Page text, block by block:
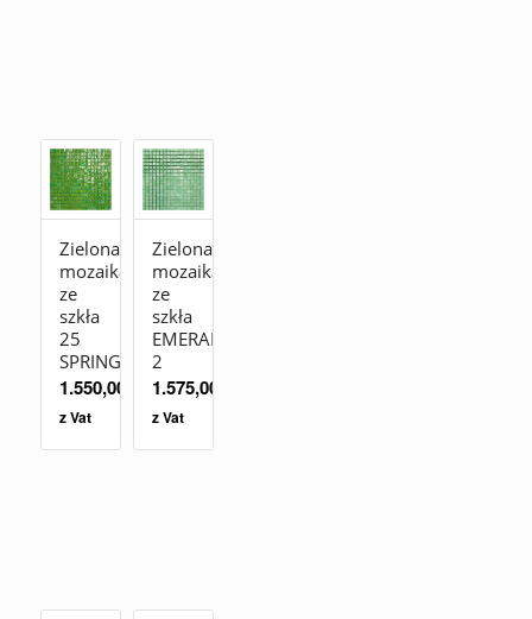
Zielona
mozaika
ze
szkła
25
SPRING
1.550,00
z Vat
Zielona
mozaika
ze
szkła
EMERALD
2
1.575,00
z Vat